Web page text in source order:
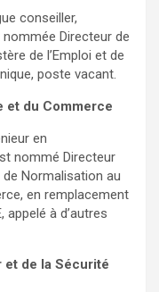
conseiller,
Directeur de
de l’Emploi et de
poste vacant.
et du Commerce
en
nommé Directeur
de Normalisation au
en remplacement
appelé à d’autres
et de la Sécurité